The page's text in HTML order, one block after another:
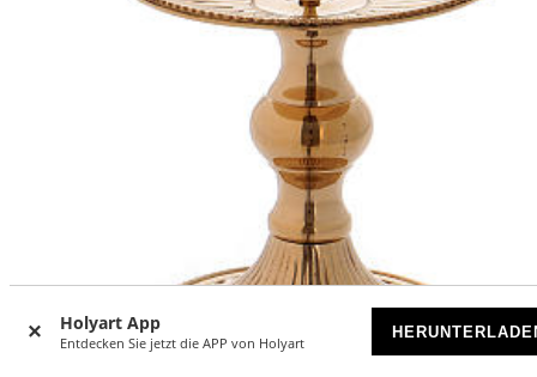
Holyart App
Entdecken Sie jetzt die APP von Holyart